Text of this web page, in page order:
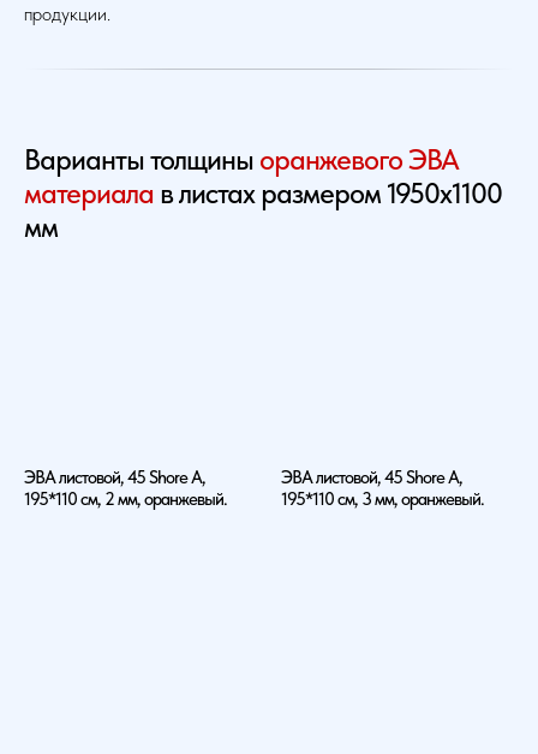
продукции.
Варианты толщины оранжевого ЭВА
материала в листах размером 1950х1100
мм
ЭВА листовой, 45 Shore A,
195*110 см, 2 мм, оранжевый.
ЭВА листовой, 45 Shore A,
195*110 см, 3 мм, оранжевый.